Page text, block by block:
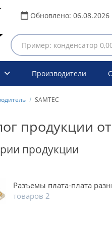
Обновлено: 06.08.2026
Производители
SAMTEC
продукции от
продукции
Разъемы плата-плата
товаров 2